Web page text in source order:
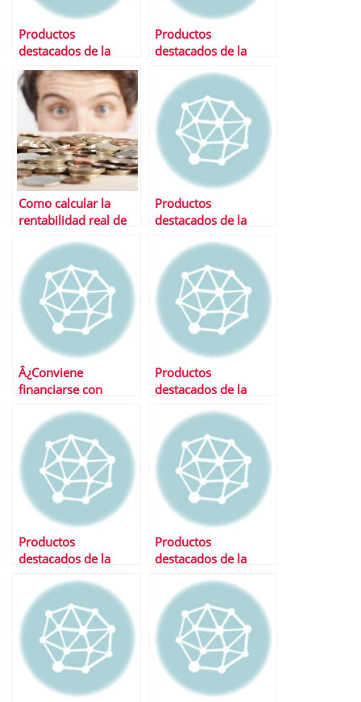
Productos
destacados de la
semana
Productos
destacados de la
Como calcular la
rentabilidad real de
Productos
destacados de la
Â¿Conviene
financiarse con
Productos
destacados de la
Productos
destacados de la
Productos
destacados de la